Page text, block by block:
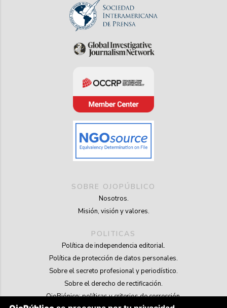
SOBRE OJOPÚBLICO
Nosotros.
Misión, visión y valores.
POLITICAS
Política de independencia editorial.
Política de protección de datos personales.
Sobre el secreto profesional y periodístico.
Sobre el derecho de rectificación.
OjoBiónico: políticas y criterios de corrección.